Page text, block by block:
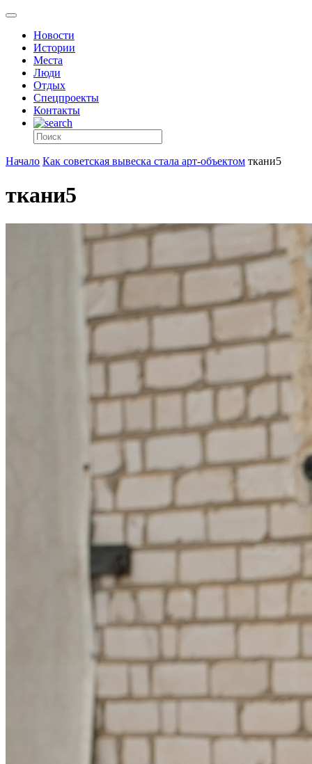
Новости
Истории
Места
Люди
Отдых
Спецпроекты
Контакты
Начало Как советская вывеска стала арт-объектом ткани5
ткани5